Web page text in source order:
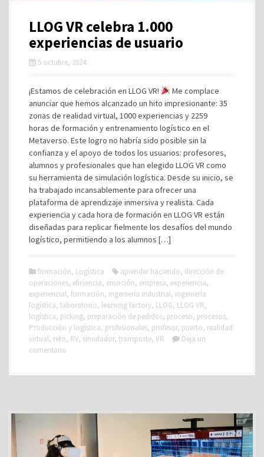
LLOG VR celebra 1.000
experiencias de usuario
5 octubre, 2024
¡Estamos de celebración en LLOG VR!
Me complace
anunciar que hemos alcanzado un hito impresionante: 35
zonas de realidad virtual, 1000 experiencias y 2259
horas de formación y entrenamiento logístico en el
Metaverso. Este logro no habría sido posible sin la
confianza y el apoyo de todos los usuarios: profesores,
alumnos y profesionales que han elegido LLOG VR como
su herramienta de simulación logística. Desde su inicio, se
ha trabajado incansablemente para ofrecer una
plataforma de aprendizaje inmersiva y realista. Cada
experiencia y cada hora de formación en LLOG VR están
diseñadas para replicar fielmente los desafíos del mundo
logístico, permitiendo a los alumnos […]
formación, Logística aprender haciendo, dirección de
operaciones, eficiencia, emoción, empresa, experiencia,
experiencial, formación, ingeniería industrial, ingeniería
logística, laboratorio, learning factory, LLOG, LLOG VR,
logística, picking, preparación de pedidos, proceso, procesos,
Producción y logística, profesionales, profesor, puerto, realidad
virtual, reto, RV, simulador, transporte, VR
Deja un
comentario